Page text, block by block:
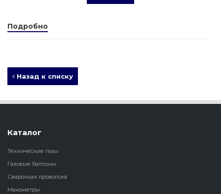
Подробно
Назад к списку
Каталог
Технические газы
Газовые баллоны
Сварочная проволока
Манометры